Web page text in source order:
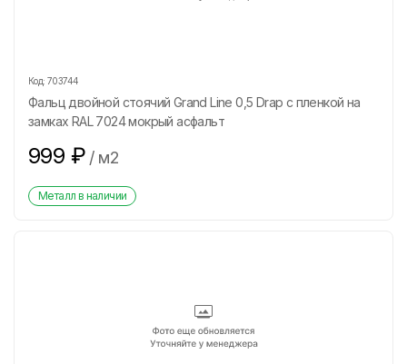
Код: 703744
Фальц двойной стоячий Grand Line 0,5 Drap с пленкой на
замках RAL 7024 мокрый асфальт
999 ₽ / м2
Металл в наличии